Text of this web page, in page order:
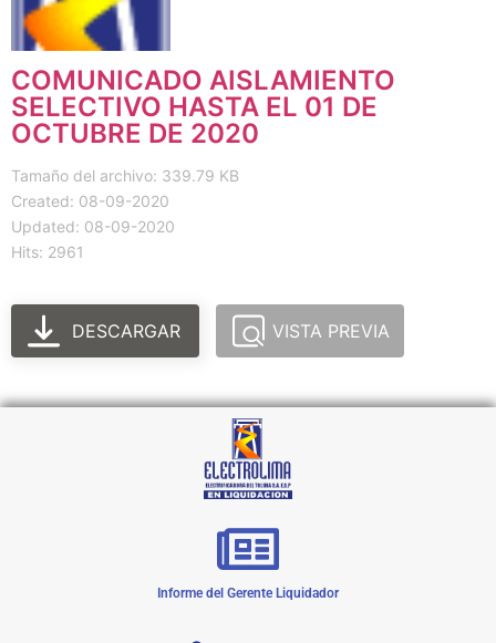
COMUNICADO AISLAMIENTO
SELECTIVO HASTA EL 01 DE
OCTUBRE DE 2020
Tamaño del archivo: 339.79 KB
Created: 08-09-2020
Updated: 08-09-2020
Hits: 2961
DESCARGAR VISTA PREVIA
Informe del Gerente Liquidador